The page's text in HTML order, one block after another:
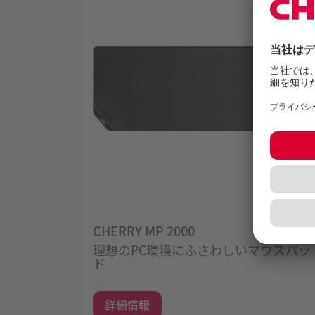
CHERRY MP 2000
理想のPC環境にふさわしいマウスパッ
ド
詳細情報